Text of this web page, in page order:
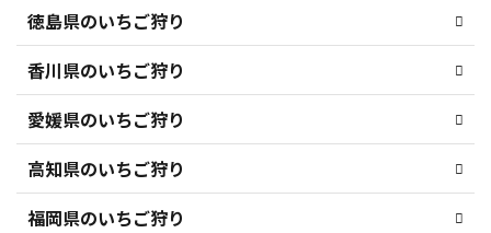
徳島県のいちご狩り
香川県のいちご狩り
愛媛県のいちご狩り
高知県のいちご狩り
福岡県のいちご狩り